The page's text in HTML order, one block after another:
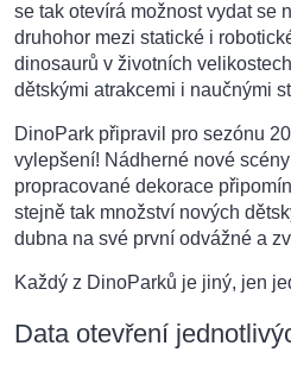
se tak otevírá možnost vydat se
druhohor mezi statické i
dinosaurů v životních
dětskými atrakcemi i naučnými
DinoPark připravil pro sezónu
vylepšení! Nádherné nové
propracované dekorace
stejně tak množství nových
dubna na své první odvážné a
Každý z DinoParků je jiný, jen
Data otevření